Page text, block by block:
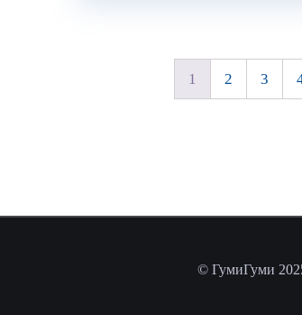
1 2 3
© ГумиГуми